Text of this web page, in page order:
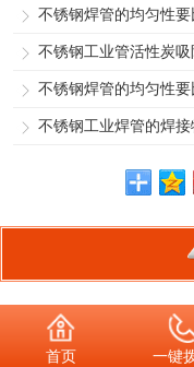
不锈钢焊管的均匀性
不锈钢工业管活性炭
不锈钢焊管的均匀性
不锈钢工业焊管的焊接
首页 一键